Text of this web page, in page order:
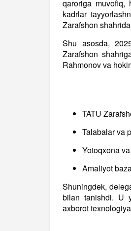
qaroriga muvofiq,
kadrlar
Zarafshon
Shu asosda,
Zarafshon
Rahmonov va
TATU
Talabalar va
Yotoqxona
Amaliyot
Shuningdek,
bilan tanishdi. U
axborot